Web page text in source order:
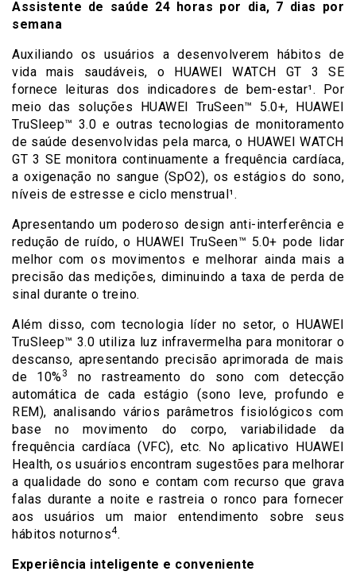
Assistente de saúde 24 horas por dia, 7 dias por
semana
Auxiliando os usuários a desenvolverem hábitos de
vida mais saudáveis, o HUAWEI WATCH GT 3 SE
fornece leituras dos indicadores de bem-estar¹. Por
meio das soluções HUAWEI TruSeen™ 5.0+, HUAWEI
TruSleep™ 3.0 e outras tecnologias de monitoramento
de saúde desenvolvidas pela marca, o HUAWEI WATCH
GT 3 SE monitora continuamente a frequência cardíaca,
a oxigenação no sangue (SpO2), os estágios do sono,
níveis de estresse e ciclo menstrual¹.
Apresentando um poderoso design anti-interferência e
redução de ruído, o HUAWEI TruSeen™ 5.0+ pode lidar
melhor com os movimentos e melhorar ainda mais a
precisão das medições, diminuindo a taxa de perda de
sinal durante o treino.
Além disso, com tecnologia líder no setor, o HUAWEI
TruSleep™ 3.0 utiliza luz infravermelha para monitorar o
descanso, apresentando precisão aprimorada de mais
de 10%3
no rastreamento do sono com detecção
automática de cada estágio (sono leve, profundo e
REM), analisando vários parâmetros fisiológicos com
base no movimento do corpo, variabilidade da
frequência cardíaca (VFC), etc. No aplicativo HUAWEI
Health, os usuários encontram sugestões para melhorar
a qualidade do sono e contam com recurso que grava
falas durante a noite e rastreia o ronco para fornecer
aos usuários um maior entendimento sobre seus
hábitos noturnos4.
Experiência inteligente e conveniente